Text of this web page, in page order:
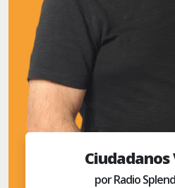
Ciudadanos
por Radio